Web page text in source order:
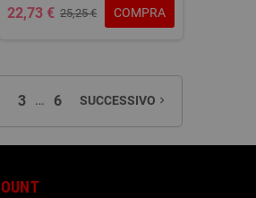
22,73 € 25,25 € COMPRA
3 … 6 SUCCESSIVO navigate_next